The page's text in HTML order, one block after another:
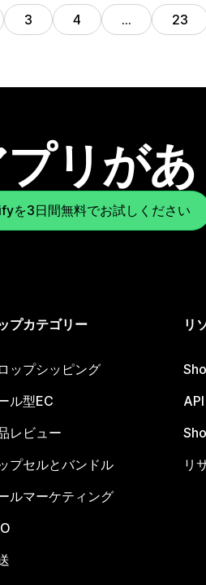
3 4 … 23
リが
を3日間無料でお試しください
プカテゴリー
ップシッピング
ル型EC
レビュー
プセルとバンドル
ルマーケティング
リ
リ